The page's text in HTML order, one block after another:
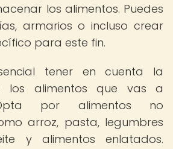
los alimentos. Puedes
armarios o incluso crear
para este fin.
tener en cuenta la
los alimentos que vas a
por alimentos no
arroz, pasta, legumbres
y alimentos enlatados.